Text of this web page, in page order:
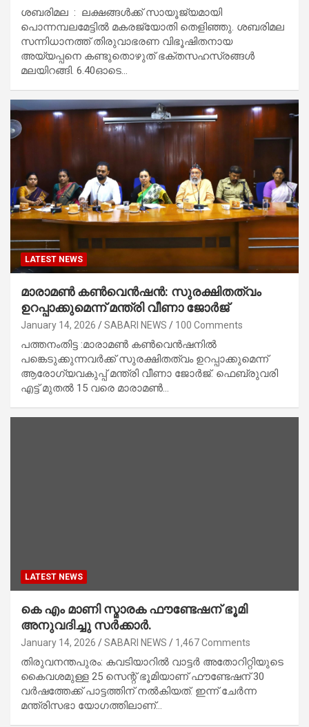
ശബരിമല : ലക്ഷങ്ങൾക്ക് സായൂജ്യമായി
പൊന്നമ്പലമേട്ടിൽ മകരജ്യോതി തെളിഞ്ഞു. ശബരിമല
സന്നിധാനത്ത് തിരുവാഭരണ വിഭൂഷിതനായ
അയ്യപ്പനെ കണ്ടുതൊഴുത് ഭക്തസഹസ്രങ്ങൾ
മലയിറങ്ങി. 6.40ഓടെ…
LATEST NEWS
മാരാമണ്‍ കൺവെൻഷൻ: സുരക്ഷിതത്വം
ഉറപ്പാക്കുമെന്ന് മന്ത്രി വീണാ ജോര്‍ജ്
January 14, 2026 SABARI NEWS 100 Comments
പത്തനംതിട്ട :മാരാമണ്‍ കൺവെൻഷനിൽ
പങ്കെടുക്കുന്നവര്‍ക്ക് സുരക്ഷിതത്വം ഉറപ്പാക്കുമെന്ന്
ആരോഗ്യവകുപ്പ് മന്ത്രി വീണാ ജോര്‍ജ്. ഫെബ്രുവരി
എട്ട് മുതല്‍ 15 വരെ മാരാമണ്‍…
LATEST NEWS
കെ എം മാണി സ്മാരക ഫൗണ്ടേഷന് ഭൂമി
അനുവദിച്ചു സർക്കാർ.
January 14, 2026 SABARI NEWS 1,467 Comments
തിരുവനന്തപുരം: കവടിയാറിൽ വാട്ടര്‍ അതോറിറ്റിയുടെ
കൈവശമുള്ള 25 സെന്റ് ഭൂമിയാണ് ഫൗണ്ടേഷന് 30
വര്‍ഷത്തേക്ക് പാട്ടത്തിന് നല്‍കിയത്. ഇന്ന് ചേർന്ന
മന്ത്രിസഭാ യോഗത്തിലാണ്…